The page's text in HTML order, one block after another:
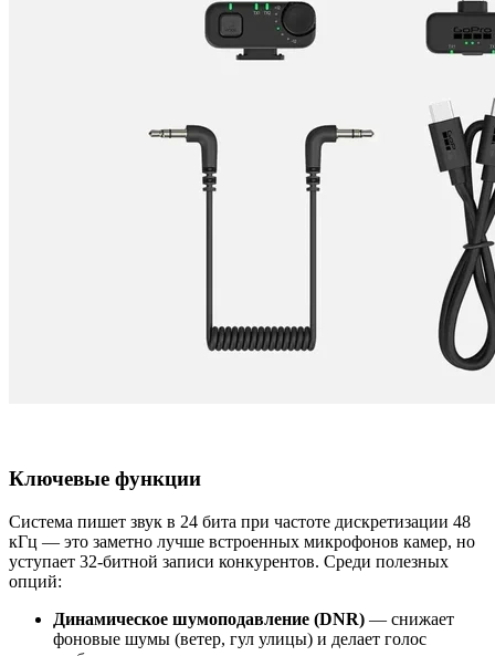
Ключевые функции
Система пишет звук в 24 бита при частоте дискретизации 48
кГц — это заметно лучше встроенных микрофонов камер, но
уступает 32‑битной записи конкурентов. Среди полезных
опций:
Динамическое шумоподавление (DNR) — снижает
фоновые шумы (ветер, гул улицы) и делает голос